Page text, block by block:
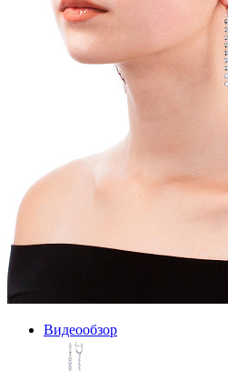
Видеообзор